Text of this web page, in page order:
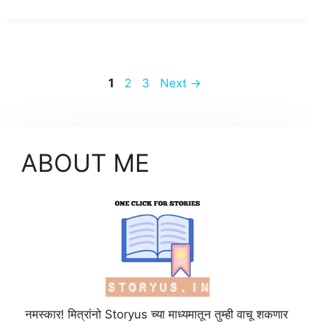
Page
1 Page
2 Page
3 Next →
ABOUT ME
नमस्कार! मित्रांनो Storyus च्या माध्यमातून तुम्ही वाचू शकणार